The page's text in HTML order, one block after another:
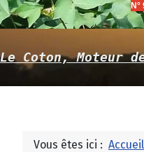
Le Coton, Moteur
Vous êtes ici : Accueil